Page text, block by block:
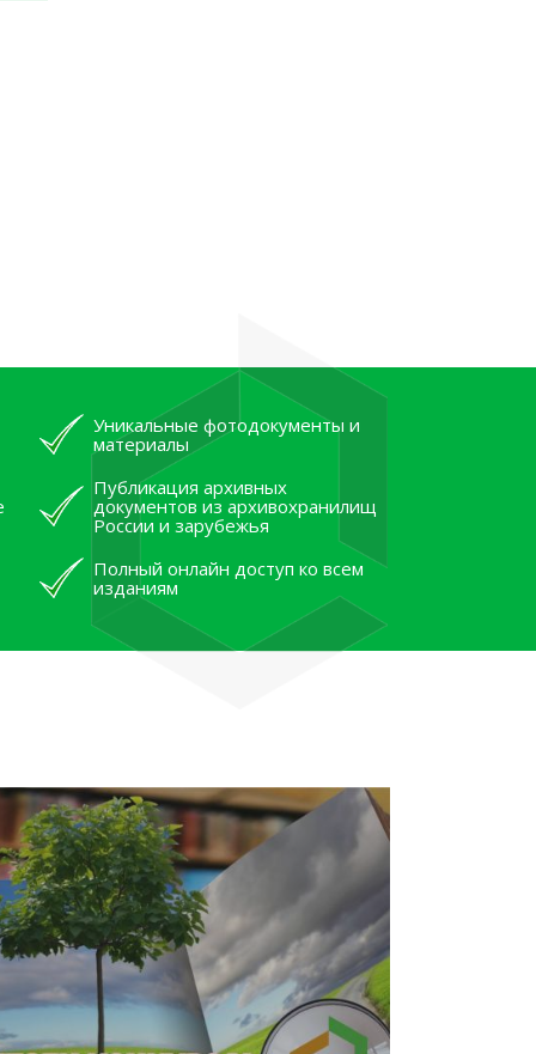
Уникальные фотодокументы и
материалы
Публикация архивных
документов из архивохранилищ
России и зарубежья
Полный онлайн доступ ко всем
изданиям
рассказали об архивных